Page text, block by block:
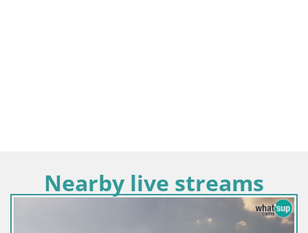
Nearby live streams
Slovénie /